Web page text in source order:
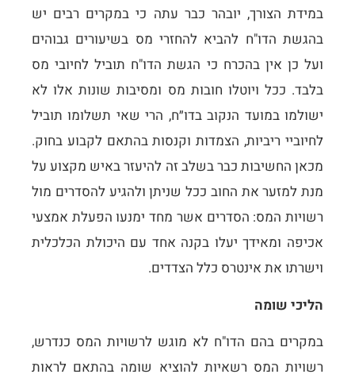
במידת הצורך, יובהר כבר עתה כי במקרים רבים יש
בהגשת הדו"ח להביא להחזרי מס בשיעורים גבוהים
ועל כן אין בהכרח כי הגשת הדו"ח תוביל לחיובי מס
בלבד. ככל ויוטלו חובות מס ומסיבות שונות אלו לא
ישולמו במועד הנקוב בדו״ח, הרי שאי תשלומו תוביל
לחיוביי ריביות, הצמדות וקנסות בהתאם לקבוע בחוק.
מכאן החשיבות כבר בשלב זה להיעזר באיש מקצוע על
מנת למזער את החוב ככל שניתן ולהגיע להסדרים מול
רשויות המס: הסדרים אשר מחד ימנעו הפעלת אמצעי
אכיפה ומאידך יעלו בקנה אחד עם היכולת הכלכלית
וישרתו את אינטרס כלל הצדדים.
הליכי שומה
במקרים בהם הדו"ח לא מוגש לרשויות המס כנדרש,
רשויות המס רשאיות להוציא שומה בהתאם לראות